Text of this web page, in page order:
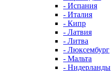
- Испания
- Италия
- Кипр
- Латвия
- Литва
- Люксембург
- Мальта
- Нидерланды